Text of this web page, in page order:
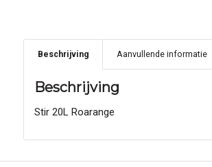
Beschrijving Aanvullende informatie
Beschrijving
Stir 20L Roarange